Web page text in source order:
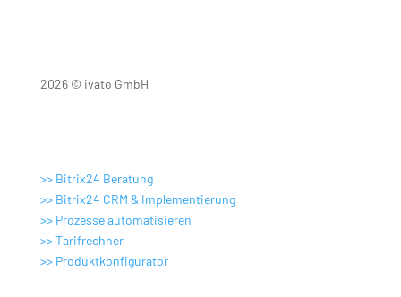
2026 © ivato GmbH
>> Bitrix24 Beratung
>> Bitrix24 CRM & Implementierung
>> Prozesse automatisieren
>>Tarifrechner
>> Produktkonfigurator